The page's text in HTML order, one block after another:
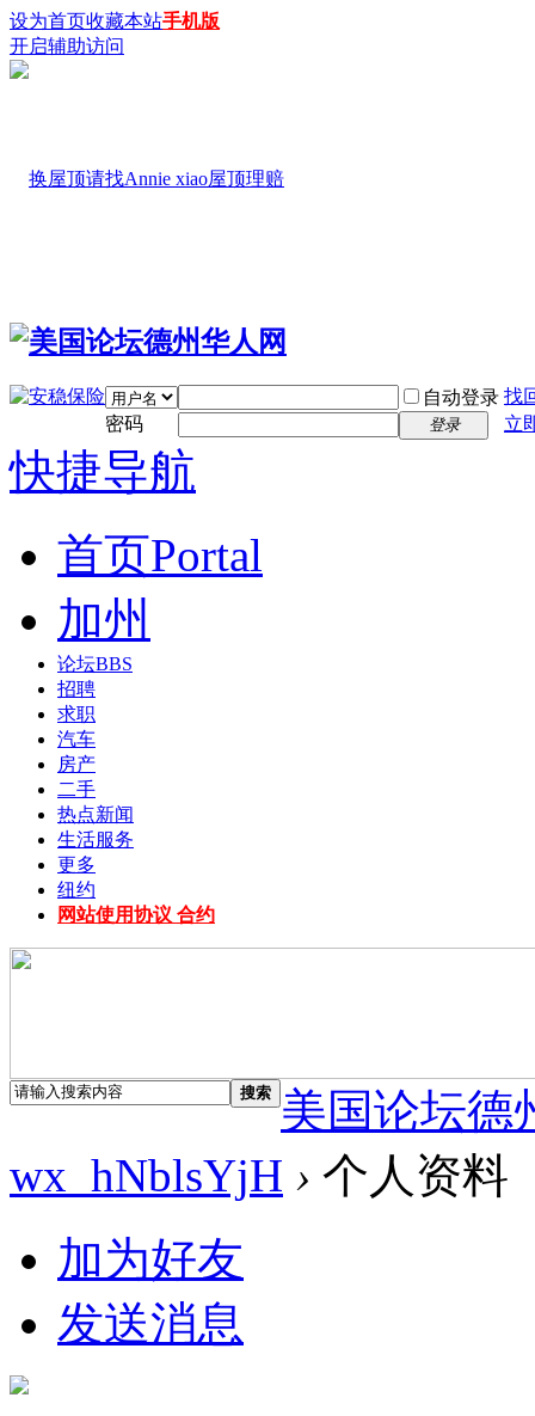
设为首页收藏本站手机版
开启辅助访问
自动登录 找
密码
登录 立
快捷导航
首页Portal
加州
论坛BBS
招聘
求职
汽车
房产
二手
热点新闻
生活服务
更多
纽约
网站使用协议 合约
搜索
美国论坛德
wx_hNblsYjH › 个人资料
加为好友
发送消息